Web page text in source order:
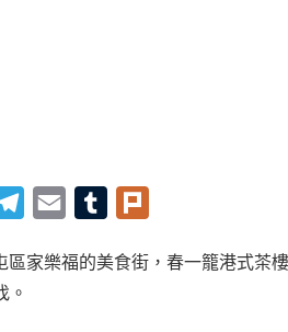
Telegram
Email Tumblr
家樂福的美食街，春一籠港式茶
。